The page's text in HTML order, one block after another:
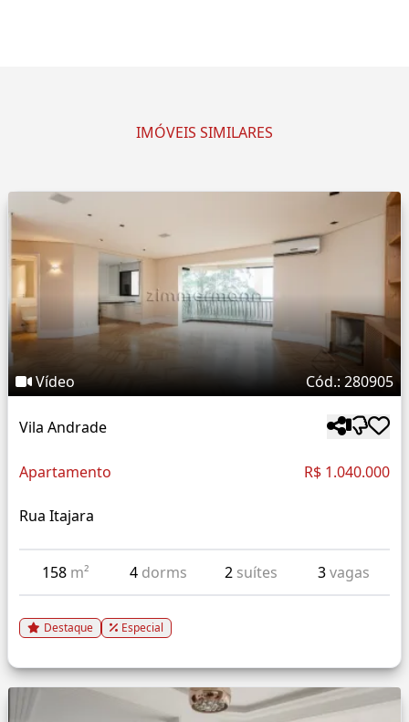
IMÓVEIS SIMILARES
Vídeo Cód.: 280905
Vila Andrade
Apartamento R$ 1.040.000
Rua Itajara
158 m² 4 dorms 2 suítes 3vagas
Destaque Especial